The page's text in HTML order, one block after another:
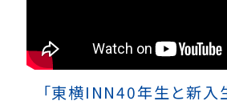
「東横INN40年生と新入